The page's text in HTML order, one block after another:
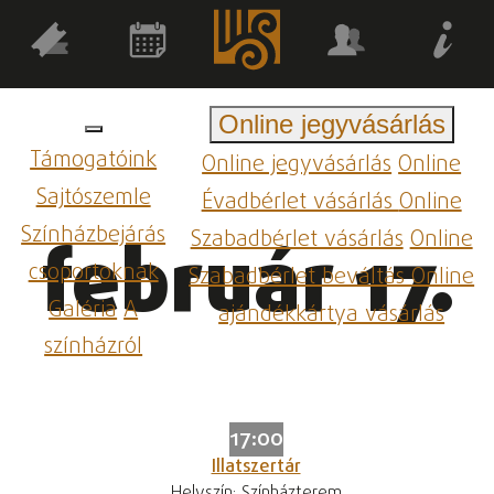
Támogatóink
Sajtószemle
Színházbejárás
csoportoknak
GalériaA
színházról
Online jegyvásárlás
Online jegyvásárlásOnline
Évadbérlet vásárlásOnline
Szabadbérlet vásárlásOnline
Szabadbérlet beváltásOnline
ajándékkártya vásárlás
február 17.
17:00
Illatszertár